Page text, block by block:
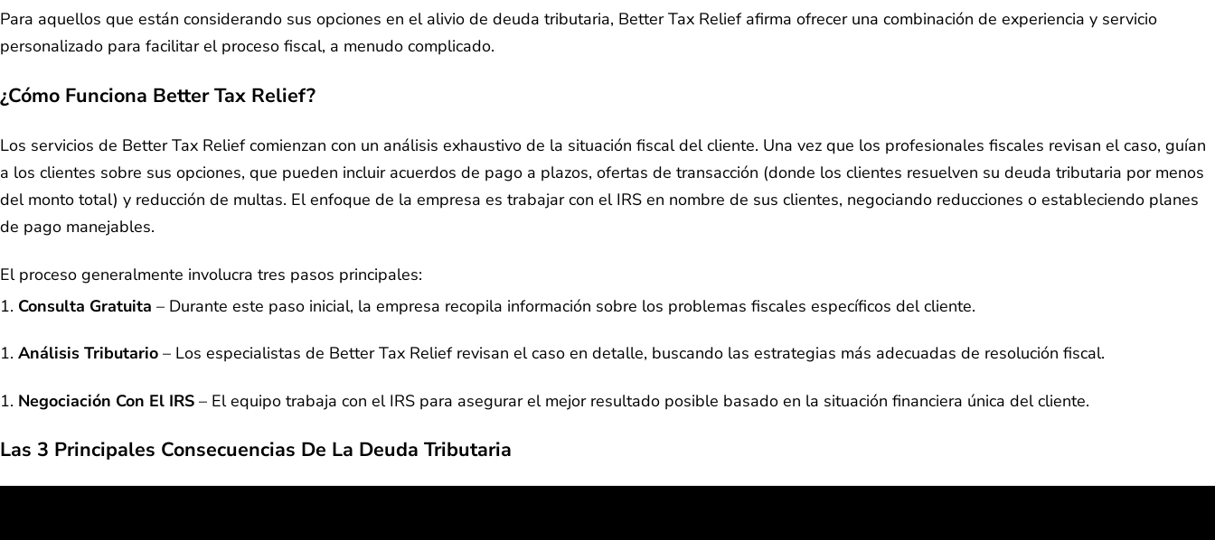
Para aquellos que están considerando sus opciones en el alivio de deuda tributaria, Better Tax Relief afirma ofrecer una combinación de experiencia y servicio
personalizado para facilitar el proceso fiscal, a menudo complicado.
¿Cómo Funciona Better Tax Relief?
Los servicios de Better Tax Relief comienzan con un análisis exhaustivo de la situación fiscal del cliente. Una vez que los profesionales fiscales revisan el caso, guían
a los clientes sobre sus opciones, que pueden incluir acuerdos de pago a plazos, ofertas de transacción (donde los clientes resuelven su deuda tributaria por menos
del monto total) y reducción de multas. El enfoque de la empresa es trabajar con el IRS en nombre de sus clientes, negociando reducciones o estableciendo planes
de pago manejables.
El proceso generalmente involucra tres pasos principales:
Consulta Gratuita – Durante este paso inicial, la empresa recopila información sobre los problemas fiscales específicos del cliente.
Análisis Tributario – Los especialistas de Better Tax Relief revisan el caso en detalle, buscando las estrategias más adecuadas de resolución fiscal.
Negociación Con El IRS – El equipo trabaja con el IRS para asegurar el mejor resultado posible basado en la situación financiera única del cliente.
Las 3 Principales Consecuencias De La Deuda Tributaria